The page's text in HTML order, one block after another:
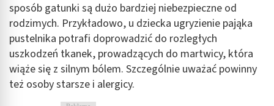
sposób gatunki są dużo bardziej niebezpieczne od
rodzimych. Przykładowo, u dziecka ugryzienie pająka
pustelnika potrafi doprowadzić do rozległych
uszkodzeń tkanek, prowadzących do martwicy, która
wiąże się z silnym bólem. Szczególnie uważać powinny
też osoby starsze i alergicy.